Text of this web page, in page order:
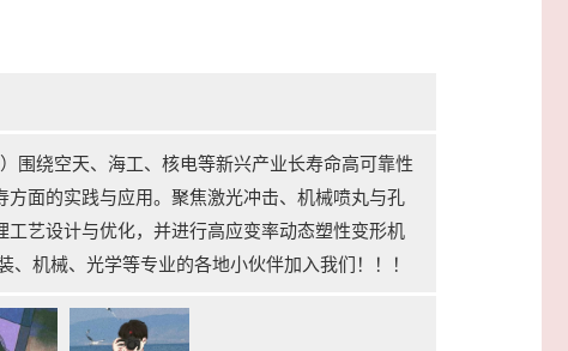
围绕空天、海工、核电等新兴产业长寿命高可靠性
面的实践与应用。聚焦激光冲击、机械喷丸与孔
艺设计与优化，并进行高应变率动态塑性变形机
机械、光学等专业的各地小伙伴加入我们！！！